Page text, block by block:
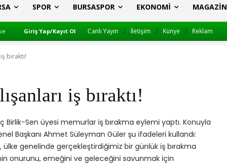
SPOR BURSASPOR EKONOMI MAGAZIN
Giriş Yap/Kayıt Ol Canlı Yayın İletişim Künye Reklam
bıraktı!
iş bıraktı!
Birlik-Sen üyesi memurlar iş bırakma eylemi yaptı. Konuyla
Başkanı Ahmet Süleyman Güler şu ifadeleri kullandı:
ülke genelinde gerçekleştirdiğimiz bir günlük iş bırakma
onurunu, emeğini ve geleceğini savunmak için